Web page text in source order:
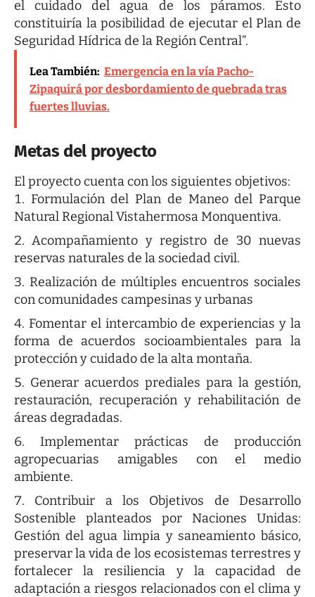
el cuidado del agua de los páramos. Esto
constituiría la posibilidad de ejecutar el Plan de
Seguridad Hídrica de la Región Central”.
Lea También: Emergencia en la vía Pacho-
Zipaquirá por desbordamiento de quebrada tras
fuertes lluvias.
Metas del proyecto
El proyecto cuenta con los siguientes objetivos:
Formulación del Plan de Maneo del Parque
Natural Regional Vistahermosa Monquentiva.
Acompañamiento y registro de 30 nuevas
reservas naturales de la sociedad civil.
Realización de múltiples encuentros sociales
con comunidades campesinas y urbanas
Fomentar el intercambio de experiencias y la
forma de acuerdos socioambientales para la
protección y cuidado de la alta montaña.
Generar acuerdos prediales para la gestión,
restauración, recuperación y rehabilitación de
áreas degradadas.
Implementar prácticas de producción
agropecuarias amigables con el medio
ambiente.
Contribuir a los Objetivos de Desarrollo
Sostenible planteados por Naciones Unidas:
Gestión del agua limpia y saneamiento básico,
preservar la vida de los ecosistemas terrestres y
fortalecer la resiliencia y la capacidad de
adaptación a riesgos relacionados con el clima y